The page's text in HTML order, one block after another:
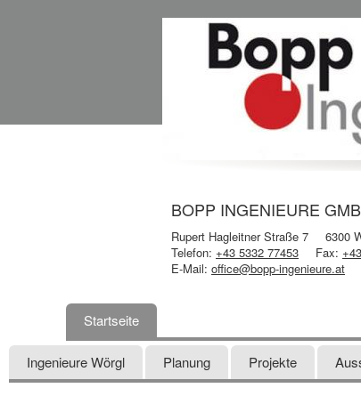
BOPP INGENIEURE
Rupert Hagleitner Straße 7
6300
Telefon: +43 5332 77453 Fax:
E-Mail: office@bopp-ingenieure.at
Startseite
Ingenieure Wörgl Planung Projekte